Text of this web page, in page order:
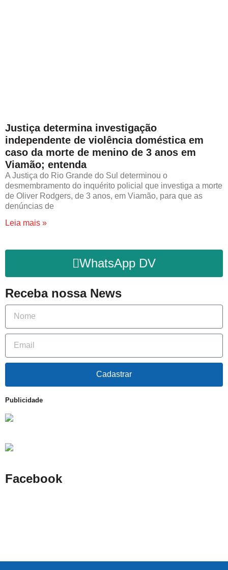
Justiça determina investigação
independente de violência doméstica em
caso da morte de menino de 3 anos em
Viamão; entenda
A Justiça do Rio Grande do Sul determinou o
desmembramento do inquérito policial que investiga a morte
de Oliver Rodgers, de 3 anos, em Viamão, para que as
denúncias de
Leia mais »
WhatsApp DV
Receba nossa News
Cadastrar
Publicidade
Facebook